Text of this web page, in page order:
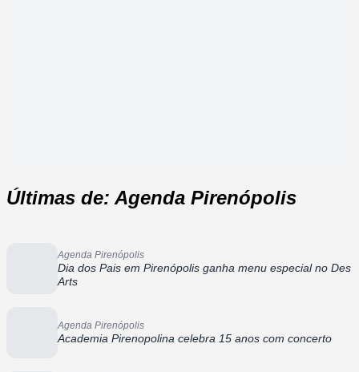
Últimas de: Agenda Pirenópolis
Agenda Pirenópolis
Dia dos Pais em Pirenópolis ganha menu especial no Des
Arts
Agenda Pirenópolis
Academia Pirenopolina celebra 15 anos com concerto